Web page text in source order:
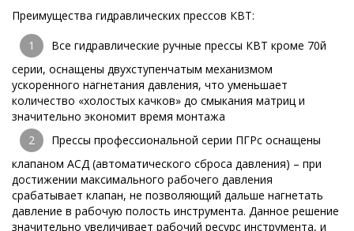
Преимущества гидравлических прессов КВТ:
Все гидравлические ручные прессы КВТ кроме 70й
серии, оснащены двухступенчатым механизмом
ускоренного нагнетания давления, что уменьшает
количество «холостых качков» до смыкания матриц и
значительно экономит время монтажа
Прессы профессиональной серии ПГРс оснащены
клапаном АСД (автоматического сброса давления) – при
достижении максимального рабочего давления
срабатывает клапан, не позволяющий дальше нагнетать
давление в рабочую полость инструмента. Данное решение
значительно увеличивает рабочий ресурс инструмента, и